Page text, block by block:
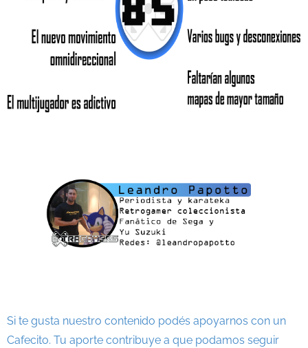
Si te gusta nuestro contenido podés apoyarnos con un
Cafecito. Tu aporte contribuye a que podamos seguir